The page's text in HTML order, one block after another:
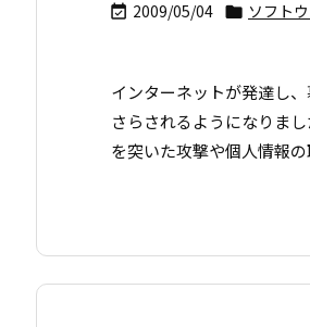
 2009/05/04  ソフト
インターネットが発達し
さらされるようになりま
を突いた攻撃や個人情報